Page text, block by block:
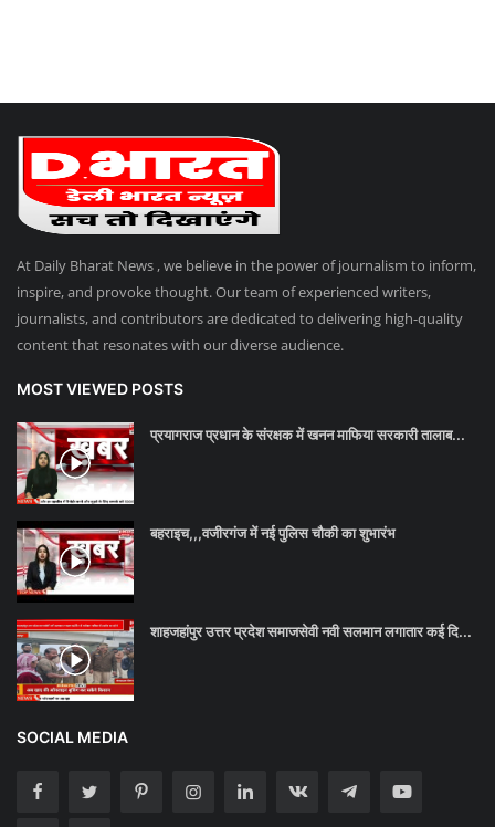
At Daily Bharat News , we believe in the power of journalism to inform,
inspire, and provoke thought. Our team of experienced writers,
journalists, and contributors are dedicated to delivering high-quality
content that resonates with our diverse audience.
MOST VIEWED POSTS
प्रयागराज प्रधान के संरक्षक में खनन माफिया सरकारी तालाब...
बहराइच,,,वजीरगंज में नई पुलिस चौकी का शुभारंभ
शाहजहांपुर उत्तर प्रदेश समाजसेवी नवी सलमान लगातार कई दि...
SOCIAL MEDIA